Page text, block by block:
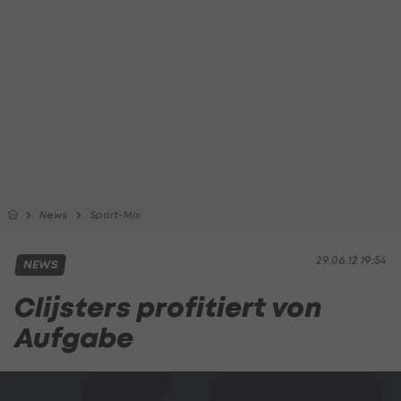
News Sport-Mix
29.06.12 19:54
NEWS
Clijsters profitiert von
Aufgabe